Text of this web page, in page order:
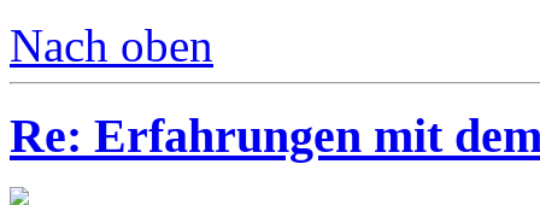
Nach oben
Re: Erfahrungen mit